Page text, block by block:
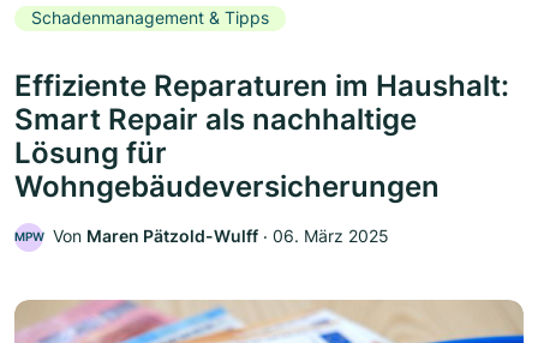
Schadenmanagement & Tipps
Effiziente Reparaturen im Haushalt:
Smart Repair als nachhaltige
Lösung für
Wohngebäudeversicherungen
MPW Von Maren Pätzold-Wulff ‧ 06. März 2025